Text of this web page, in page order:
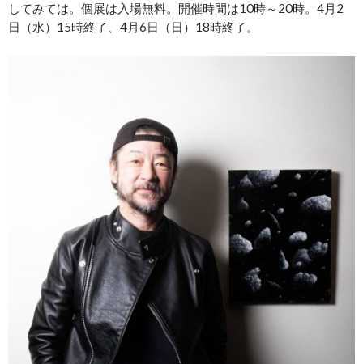
してみては。個展は入場無料。開催時間は10時～20時。4月2
日（水）15時終了、4月6日（日）18時終了。